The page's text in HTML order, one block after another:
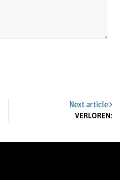
Next article
VERLOREN: